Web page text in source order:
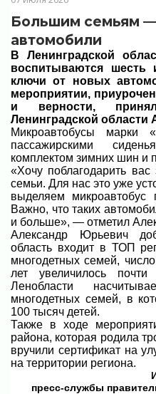
Большим семьям
автомобили
В Ленинградской
воспитываются шесть
ключи от новых
мероприятии,
и верности,
Ленинградской области
Микроавтобусы марки
пассажирскими
комплектом зимних шин
«Хочу поблагодарить вас
семьи. Для нас это уже
выделяем микроавтобус
Важно, что таких
и больше», — отметил
Александр Юрьевич
область входит в ТОП
многодетных семей,
лет увеличилось
Ленобласти
многодетных семей, в
100 тысяч детей.
Также в ходе
района, которая родила
вручили сертификат на
на территории региона.
пресс-службы